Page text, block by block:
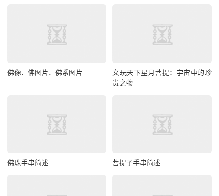
佛像、佛图片、佛系图片
文玩天下星月菩提：宇宙中的珍
贵之物
佛珠手串简述 菩提子手串简述